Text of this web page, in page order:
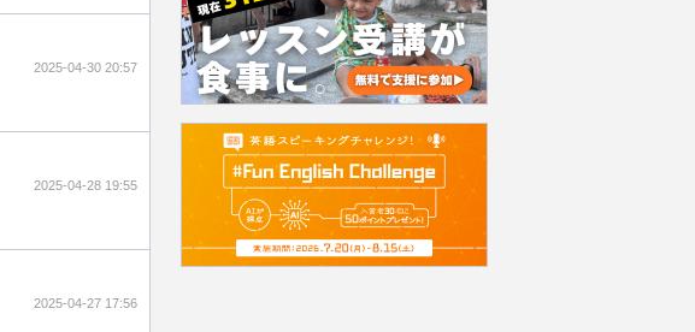
2025-04-30 20:57
2025-04-28 19:55
2025-04-27 17:56